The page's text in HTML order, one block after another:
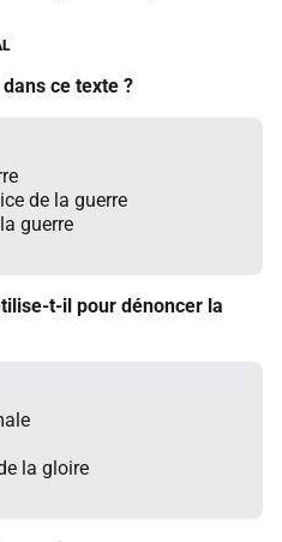
ce texte ?
de la guerre
guerre
t-il pour dénoncer la
la gloire